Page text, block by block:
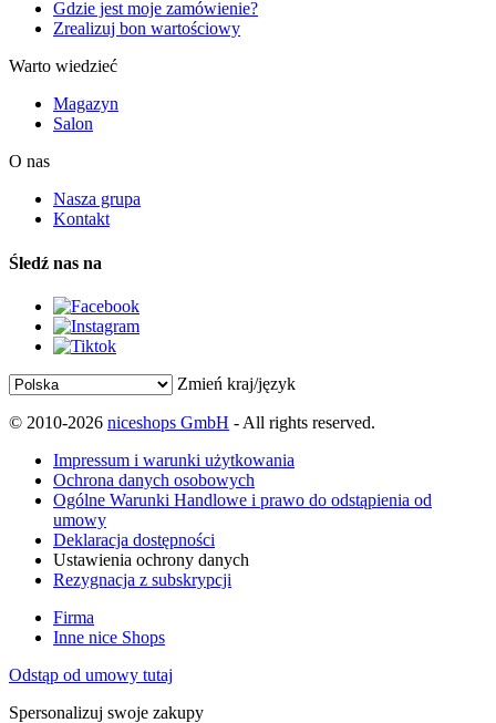
Gdzie jest moje zamówienie?
Zrealizuj bon wartościowy
Warto wiedzieć
Magazyn
Salon
O nas
Nasza grupa
Kontakt
Śledź nas na
Zmień kraj/język
© 2010-2026 niceshops GmbH - All rights reserved.
Impressum i warunki użytkowania
Ochrona danych osobowych
Ogólne Warunki Handlowe i prawo do odstąpienia od
umowy
Deklaracja dostępności
Ustawienia ochrony danych
Rezygnacja z subskrypcji
Firma
Inne nice Shops
Odstąp od umowy tutaj
Spersonalizuj swoje zakupy